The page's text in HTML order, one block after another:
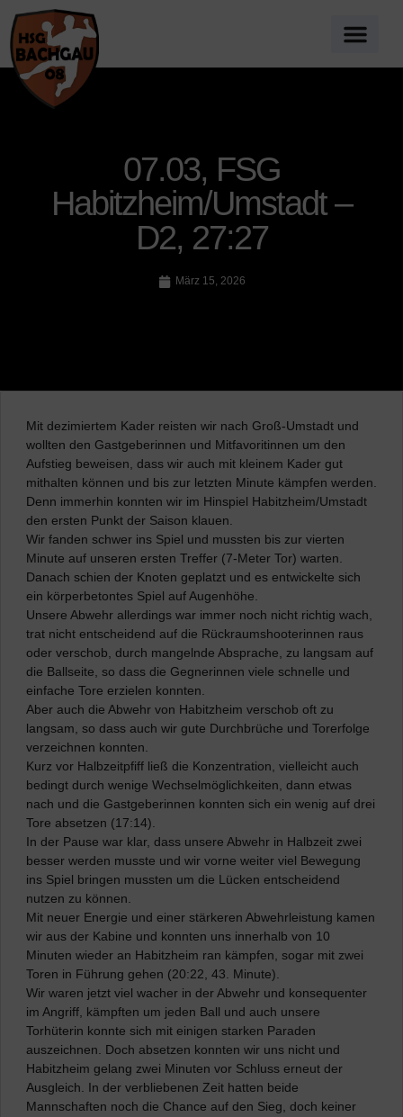
07.03, FSG
Habitzheim/Umstadt –
D2, 27:27
März 15, 2026
Mit dezimiertem Kader reisten wir nach Groß-Umstadt und
wollten den Gastgeberinnen und Mitfavoritinnen um den
Aufstieg beweisen, dass wir auch mit kleinem Kader gut
mithalten können und bis zur letzten Minute kämpfen werden.
Denn immerhin konnten wir im Hinspiel Habitzheim/Umstadt
den ersten Punkt der Saison klauen.
Wir fanden schwer ins Spiel und mussten bis zur vierten
Minute auf unseren ersten Treffer (7-Meter Tor) warten.
Danach schien der Knoten geplatzt und es entwickelte sich
ein körperbetontes Spiel auf Augenhöhe.
Unsere Abwehr allerdings war immer noch nicht richtig wach,
trat nicht entscheidend auf die Rückraumshooterinnen raus
oder verschob, durch mangelnde Absprache, zu langsam auf
die Ballseite, so dass die Gegnerinnen viele schnelle und
einfache Tore erzielen konnten.
Aber auch die Abwehr von Habitzheim verschob oft zu
langsam, so dass auch wir gute Durchbrüche und Torerfolge
verzeichnen konnten.
Kurz vor Halbzeitpfiff ließ die Konzentration, vielleicht auch
bedingt durch wenige Wechselmöglichkeiten, dann etwas
nach und die Gastgeberinnen konnten sich ein wenig auf drei
Tore absetzen (17:14).
In der Pause war klar, dass unsere Abwehr in Halbzeit zwei
besser werden musste und wir vorne weiter viel Bewegung
ins Spiel bringen mussten um die Lücken entscheidend
nutzen zu können.
Mit neuer Energie und einer stärkeren Abwehrleistung kamen
wir aus der Kabine und konnten uns innerhalb von 10
Minuten wieder an Habitzheim ran kämpfen, sogar mit zwei
Toren in Führung gehen (20:22, 43. Minute).
Wir waren jetzt viel wacher in der Abwehr und konsequenter
im Angriff, kämpften um jeden Ball und auch unsere
Torhüterin konnte sich mit einigen starken Paraden
auszeichnen. Doch absetzen konnten wir uns nicht und
Habitzheim gelang zwei Minuten vor Schluss erneut der
Ausgleich. In der verbliebenen Zeit hatten beide
Mannschaften noch die Chance auf den Sieg, doch keiner